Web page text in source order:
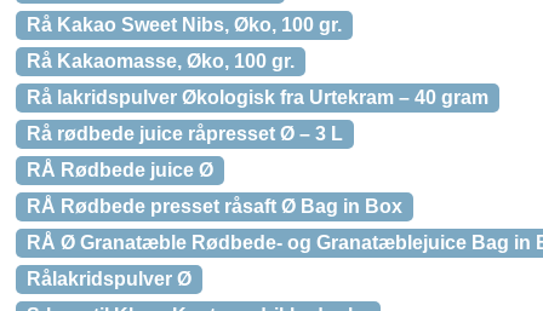
Rå Kakao Sweet Nibs, Øko, 100 gr.
Rå Kakaomasse, Øko, 100 gr.
Rå lakridspulver Økologisk fra Urtekram – 40 gram
Rå rødbede juice råpresset Ø – 3 L
RÅ Rødbede juice Ø
RÅ Rødbede presset råsaft Ø Bag in Box
RÅ Ø Granatæble Rødbede- og Granatæblejuice Bag in
Rålakridspulver Ø